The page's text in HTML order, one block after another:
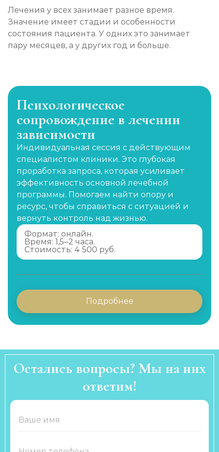
Лечения у всех занимает разное время.
Значение имеет стадии и особенности
состояния пациента. У одних это занимает
пару месяцев, а у других год и больше.
Психологическое
сопровождение в лечении
зависимости
Индивидуальная сессия с действующим
специалистом клиники. Это глубокая
проработка запроса, которая усиливает
эффективность основной лечебной
программы. Помогаем найти опору и
ресурс, чтобы справиться с ситуацией и
вернуть контроль над жизнью.
Формат: онлайн.
Время: 1,5–2 часа.
Стоимость: 4 500 руб.
Подробнее
Остались вопросы? Мы на них
ответим!